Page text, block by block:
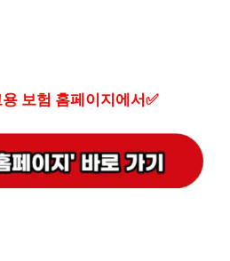
보험 홈페이지에서✅